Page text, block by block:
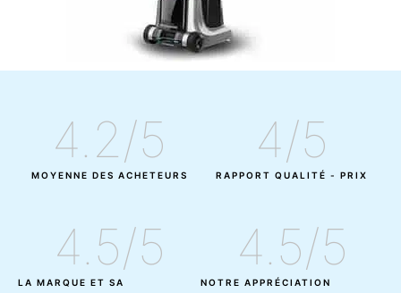
MOYENNE DES ACHETEURS
4.2/5
RAPPORT QUALITÉ - PRIX
4/5
LA MARQUE ET SA
4.5/5
NOTRE APPRÉCIATION
4.5/5